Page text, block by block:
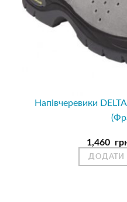
Напівчеревики
1,460
ДОДАТИ